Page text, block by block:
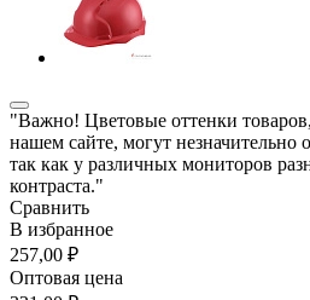
"Важно! Цветовые оттенки
нашем сайте, могут незначительно
так как у различных мониторов
контраста."
Сравнить
В избранное
257,00 ₽
Оптовая цена